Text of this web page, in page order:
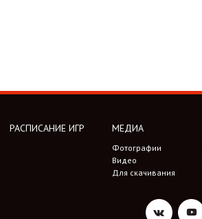
РАСПИСАНИЕ ИГР МЕДИА
Фотографии
Видео
Для скачивания